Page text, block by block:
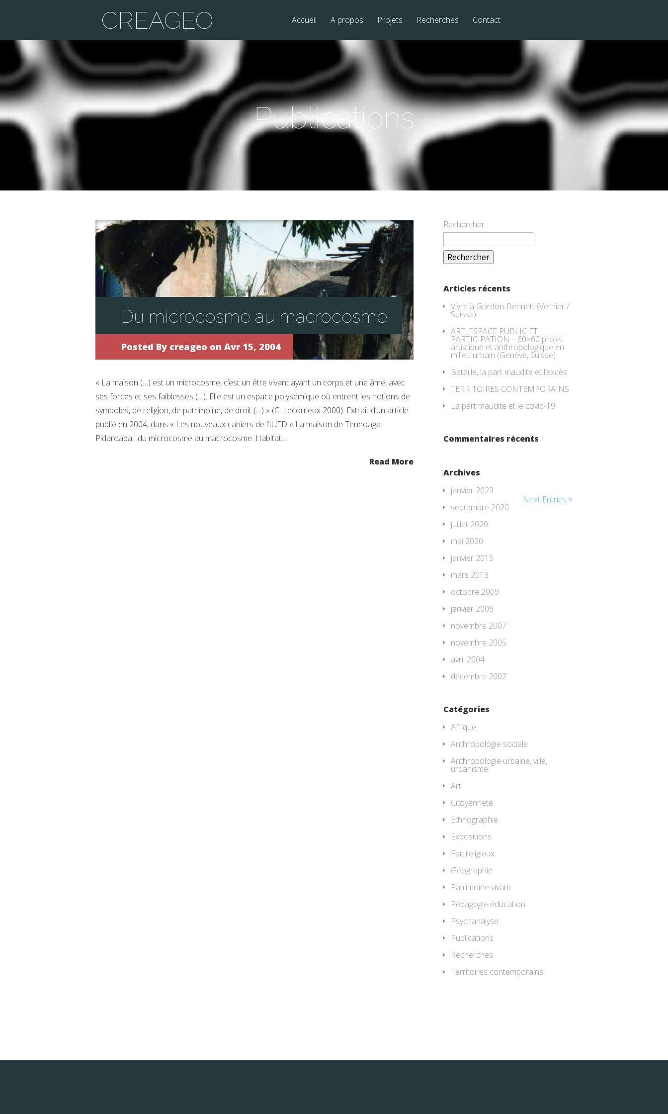
CREAGEO Accueil A propos Projets Recherches Contact
Publications
Du microcosme au macrocosme
Posted By creageo on Avr 15, 2004
« La maison (…) est un microcosme, c’est un être vivant ayant un corps et une âme, avec
ses forces et ses faiblesses (…). Elle est un espace polysémique où entrent les notions de
symboles, de religion, de patrimoine, de droit (…) » (C. Lecouteux 2000). Extrait d’un article
publié en 2004, dans « Les nouveaux cahiers de l’IUED » La maison de Tennoaga
Pidaroapa : du microcosme au macrocosme. Habitat,...
Read More
Next Entries »
Rechercher :
Articles récents
Vivre à Gordon-Bennett (Vernier /
Suisse)
ART, ESPACE PUBLIC ET
PARTICIPATION – 60×60 projet
artistique et anthropologique en
milieu urbain (Genève, Suisse)
Bataille, la part maudite et l’excès
TERRITOIRES CONTEMPORAINS
La part maudite et le covid-19
Commentaires récents
Archives
janvier 2023
septembre 2020
juillet 2020
mai 2020
janvier 2015
mars 2013
octobre 2009
janvier 2009
novembre 2007
novembre 2005
avril 2004
décembre 2002
Catégories
Afrique
Anthropologie sociale
Anthropologie urbaine, ville,
urbanisme
Art
Citoyenneté
Ethnographie
Expositions
Fait religieux
Géographie
Patrimoine vivant
Pédagogie éducation
Psychanalyse
Publications
Recherches
Territoires contemporains